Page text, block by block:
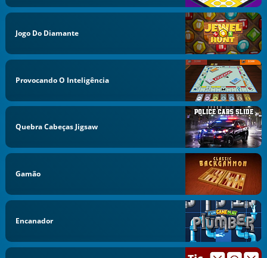
Jogo Do Diamante
Provocando O Inteligência
Quebra Cabeças Jigsaw
Gamão
Encanador